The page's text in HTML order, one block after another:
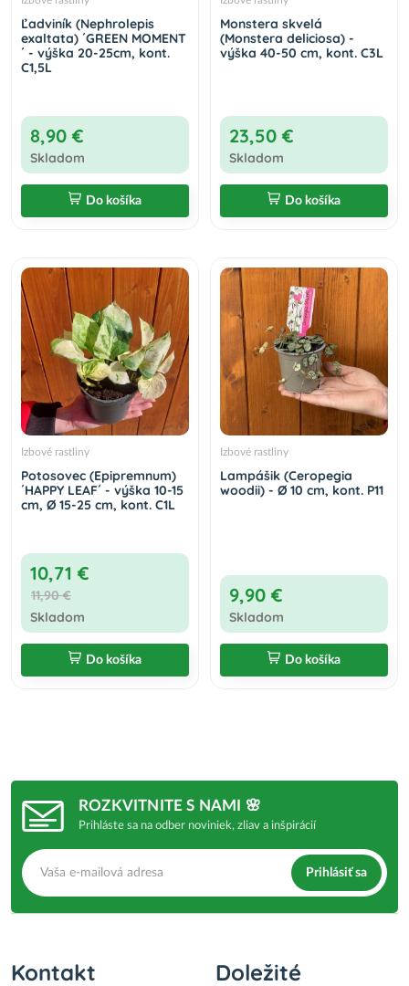
Ľadviník (Nephrolepis
exaltata) ´GREEN MOMENT
´ - výška 20-25cm, kont.
C1,5L
8,90 €
Skladom
Do košíka
Monstera skvelá
(Monstera deliciosa) -
výška 40-50 cm, kont. C3L
23,50 €
Skladom
Do košíka
Izbové rastliny
Potosovec (Epipremnum)
´HAPPY LEAF´ - výška 10-15
cm, Ø 15-25 cm, kont. C1L
10,71 €
11,90 €
Skladom
Do košíka
Izbové rastliny
Lampášik (Ceropegia
woodii) - Ø 10 cm, kont. P11
9,90 €
Skladom
Do košíka
ROZKVITNITE S NAMI 🌸
Prihláste sa na odber noviniek, zliav a inšpirácií
Prihlásiť sa
Kontakt
Doležité